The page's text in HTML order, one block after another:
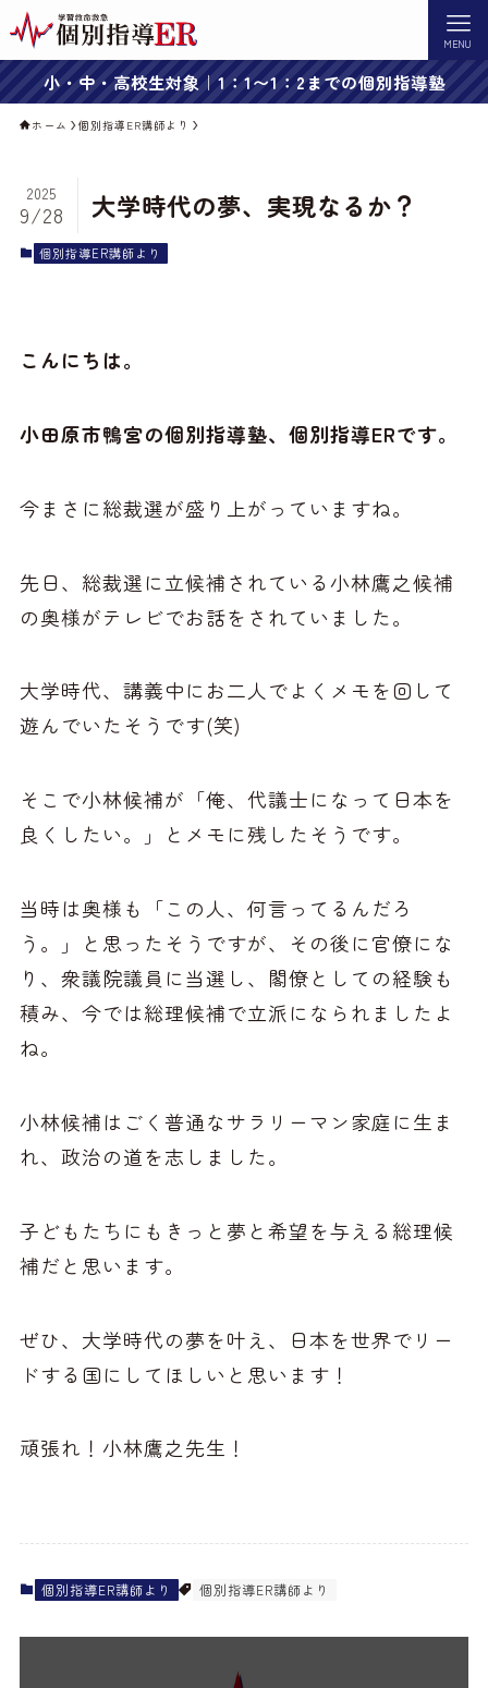
MENU
小・中・高校生対象｜1：1〜1：2までの個別指導塾
ホーム 個別指導ER講師より
大学時代の夢、実現なるか？
2025
9/28
個別指導ER講師より
こんにちは。
小田原市鴨宮の個別指導塾、個別指導ERです。
今まさに総裁選が盛り上がっていますね。
先日、総裁選に立候補されている小林鷹之候補
の奥様がテレビでお話をされていました。
大学時代、講義中にお二人でよくメモを回して
遊んでいたそうです(笑)
そこで小林候補が「俺、代議士になって日本を
良くしたい。」とメモに残したそうです。
当時は奥様も「この人、何言ってるんだろ
う。」と思ったそうですが、その後に官僚にな
り、衆議院議員に当選し、閣僚としての経験も
積み、今では総理候補で立派になられましたよ
ね。
小林候補はごく普通なサラリーマン家庭に生ま
れ、政治の道を志しました。
子どもたちにもきっと夢と希望を与える総理候
補だと思います。
ぜひ、大学時代の夢を叶え、日本を世界でリー
ドする国にしてほしいと思います！
頑張れ！小林鷹之先生！
個別指導ER講師より 個別指導ER講師より